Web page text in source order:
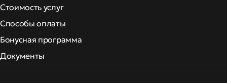
Стоимость услуг
Способы оплаты
Бонусная программа
Документы